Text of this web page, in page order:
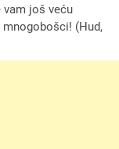
vam još veću
(Hud,